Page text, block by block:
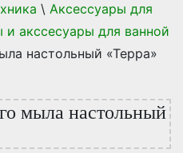
\ Аксессуары для
и акссесуары для ванной
настольный «Терра»
мыла настольный